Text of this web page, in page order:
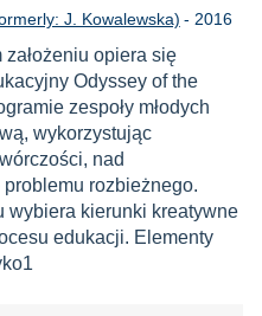
J. Kowalewska) - Year
2016
opiera się
Odyssey of the
zespoły młodych
wykorzystując
nad
rozbieżnego.
wybiera kierunki kreatywne
edukacji. Elementy